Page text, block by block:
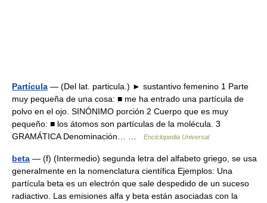
Partícula — (Del lat. particula.) ► sustantivo femenino 1 Parte
muy pequeña de una cosa: ■ me ha entrado una partícula de
polvo en el ojo. SINÓNIMO porción 2 Cuerpo que es muy
pequeño: ■ los átomos son partículas de la molécula. 3
GRAMÁTICA Denominación… …
Enciclopedia Universal
beta — (f) (Intermedio) segunda letra del alfabeto griego, se usa
generalmente en la nomenclatura científica Ejemplos: Una
partícula beta es un electrón que sale despedido de un suceso
radiactivo. Las emisiones alfa y beta están asociadas con la